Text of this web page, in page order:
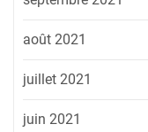
août 2021
juillet 2021
juin 2021